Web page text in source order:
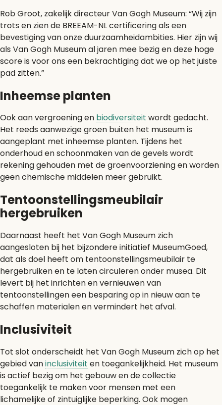
Rob Groot, zakelijk directeur Van Gogh Museum: “Wij zijn
trots en zien de BREEAM-NL certificering als een
bevestiging van onze duurzaamheidambities. Hier zijn wij
als Van Gogh Museum al jaren mee bezig en deze hoge
score is voor ons een bekrachtiging dat we op het juiste
pad zitten.”
Inheemse planten
Ook aan vergroening en biodiversiteit wordt gedacht.
Het reeds aanwezige groen buiten het museum is
aangeplant met inheemse planten. Tijdens het
onderhoud en schoonmaken van de gevels wordt
rekening gehouden met de groenvoorziening en worden
geen chemische middelen meer gebruikt.
Tentoonstellingsmeubilair
hergebruiken
Daarnaast heeft het Van Gogh Museum zich
aangesloten bij het bijzondere initiatief MuseumGoed,
dat als doel heeft om tentoonstellingsmeubilair te
hergebruiken en te laten circuleren onder musea. Dit
levert bij het inrichten en vernieuwen van
tentoonstellingen een besparing op in nieuw aan te
schaffen materialen en vermindert het afval.
Inclusiviteit
Tot slot onderscheidt het Van Gogh Museum zich op het
gebied vaninclusiviteit en toegankelijkheid. Het museum
is actief bezig om het gebouw en de collectie
toegankelijk te maken voor mensen met een
lichamelijke of zintuiglijke beperking. Ook mogen